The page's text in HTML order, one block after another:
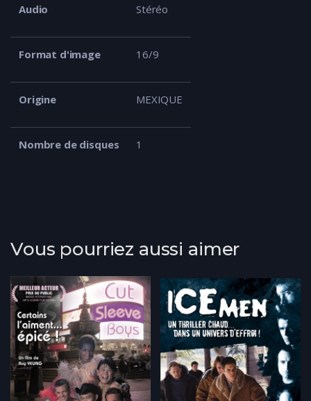
Audio Stéréo
Format d'image 16/9
Origine MEXIQUE
Nombre de disques 1
Vous pourriez aussi aimer